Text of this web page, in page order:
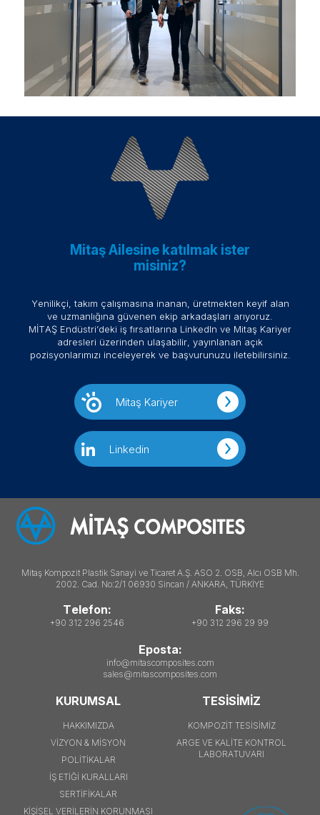
Mitaş Ailesine katılmak ister
misiniz?
Yenilikçi, takım çalışmasına inanan, üretmekten keyif alan
ve uzmanlığına güvenen ekip arkadaşları arıyoruz.
MİTAŞ Endüstri’deki iş fırsatlarına LinkedIn ve Mitaş Kariyer
adresleri üzerinden ulaşabilir, yayınlanan açık
pozisyonlarımızı inceleyerek ve başvurunuzu iletebilirsiniz.
Mitaş Kariyer
Linkedin
Mitaş Kompozit Plastik Sanayi ve Ticaret A.Ş. ASO 2. OSB, Alcı OSB Mh.
2002. Cad. No:2/1 06930 Sincan / ANKARA, TÜRKİYE
Telefon:
+90 312 296 2546
Faks:
+90 312 296 29 99
Eposta:
info@mitascomposites.com
sales@mitascomposites.com
KURUMSAL
HAKKIMIZDA
VİZYON & MİSYON
POLİTİKALAR
İŞ ETİĞİ KURALLARI
SERTİFİKALAR
KİŞİSEL VERİLERİN KORUNMASI
TESİSİMİZ
KOMPOZİT TESİSİMİZ
ARGE VE KALİTE KONTROL
LABORATUVARI